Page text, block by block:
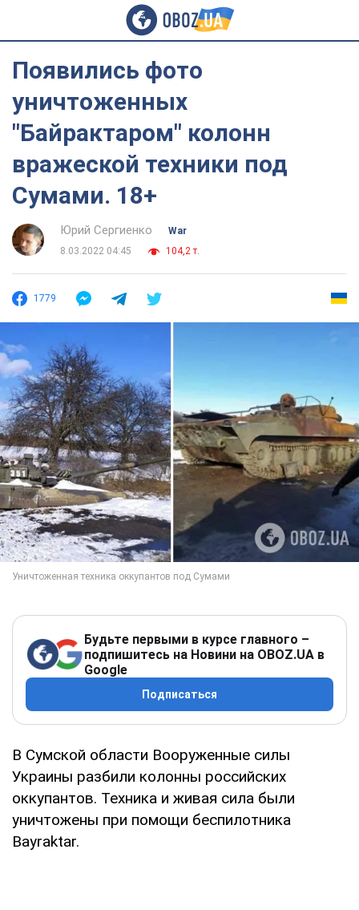
Появились фото
уничтоженных
"Байрактаром" колонн
вражеской техники под
Сумами. 18+
Юрий Сергиенко
War
8.03.2022 04:45
104,2 т.
1779
Будьте первыми в курсе главного –
подпишитесь на Новини на OBOZ.UA в
Google
Подписаться
В Сумской области Вооруженные силы
Украины разбили колонны российских
оккупантов. Техника и живая сила были
уничтожены при помощи беспилотника
Bayraktar.